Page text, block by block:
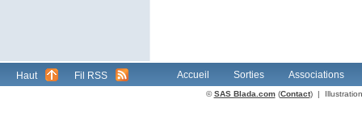
Haut Fil RSS Accueil Sorties Associations
©SAS Blada.com(Contact) |